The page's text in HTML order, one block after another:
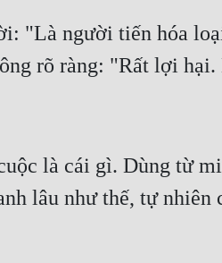
"Là người tiến hóa
rõ ràng: "Rất lợi
là cái gì. Dùng từ
lâu như thế, tự nhiên